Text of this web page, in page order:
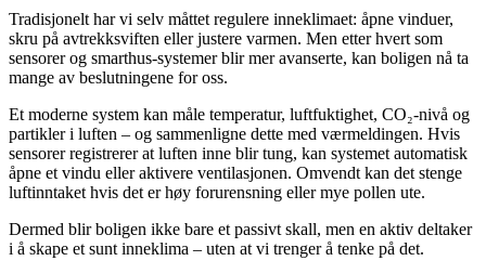
Tradisjonelt har vi selv måttet regulere inneklimaet: åpne vinduer,
skru på avtrekksviften eller justere varmen. Men etter hvert som
sensorer og smarthus-systemer blir mer avanserte, kan boligen nå ta
mange av beslutningene for oss.
Et moderne system kan måle temperatur, luftfuktighet, CO₂-nivå og
partikler i luften – og sammenligne dette med værmeldingen. Hvis
sensorer registrerer at luften inne blir tung, kan systemet automatisk
åpne et vindu eller aktivere ventilasjonen. Omvendt kan det stenge
luftinntaket hvis det er høy forurensning eller mye pollen ute.
Dermed blir boligen ikke bare et passivt skall, men en aktiv deltaker
i å skape et sunt inneklima – uten at vi trenger å tenke på det.